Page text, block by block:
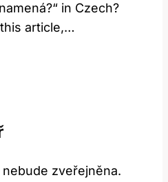
in Czech?
article,…
zveřejněna.